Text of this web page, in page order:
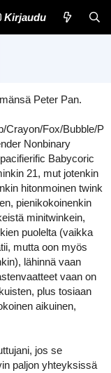
Kirjaudu
Peter Pan.
Crayon/Fox/Bubble/P
Nonbinary
Babycoric
21, mut jotenkin
hitonmoinen twink
pienikokoinenkin
minitwinkein,
puolelta (vaikka
mutta oon myös
lähinnä vaan
vaan on
plus tosiaan
aikuinen,
jos se
paljon yhteyksissä